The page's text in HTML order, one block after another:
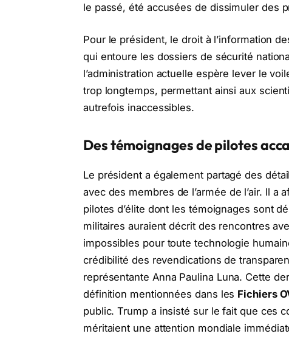
le passé, été accusées de dissimuler des
Pour le président, le droit à l’information
qui entoure les dossiers de sécurité
l’administration actuelle espère lever le
trop longtemps, permettant ainsi aux
autrefois inaccessibles.
Des témoignages de pilotes
Le président a également partagé des
avec des membres de l’armée de l’air. Il
pilotes d’élite dont les témoignages sont
militaires auraient décrit des rencontres
impossibles pour toute technologie
crédibilité des revendications de
représentante Anna Paulina Luna. Cette
définition mentionnées dans les Fichiers
public. Trump a insisté sur le fait que ces
méritaient une attention mondiale